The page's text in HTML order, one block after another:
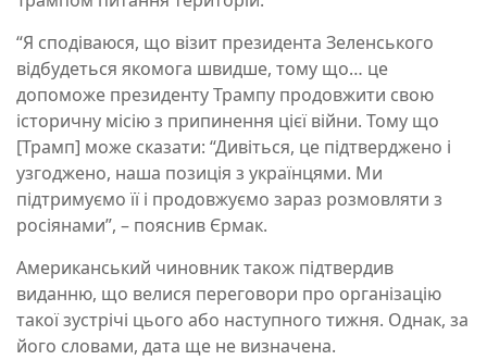
“Я сподіваюся, що візит президента Зеленського
відбудеться якомога швидше, тому що… це
допоможе президенту Трампу продовжити свою
історичну місію з припинення цієї війни. Тому що
[Трамп] може сказати: “Дивіться, це підтверджено і
узгоджено, наша позиція з українцями. Ми
підтримуємо її і продовжуємо зараз розмовляти з
росіянами”, – пояснив Єрмак.
Американський чиновник також підтвердив
виданню, що велися переговори про організацію
такої зустрічі цього або наступного тижня. Однак, за
його словами, дата ще не визначена.